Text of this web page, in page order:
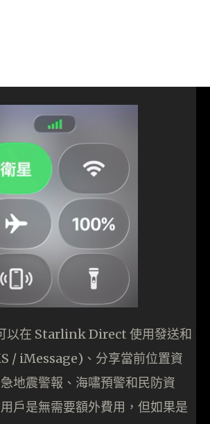
以在 Starlink Direct 使用發送和
/ iMessage)、分享當前位置資
地震警報、海嘯預警和民防資
戶是無需要額外費用，但如果是